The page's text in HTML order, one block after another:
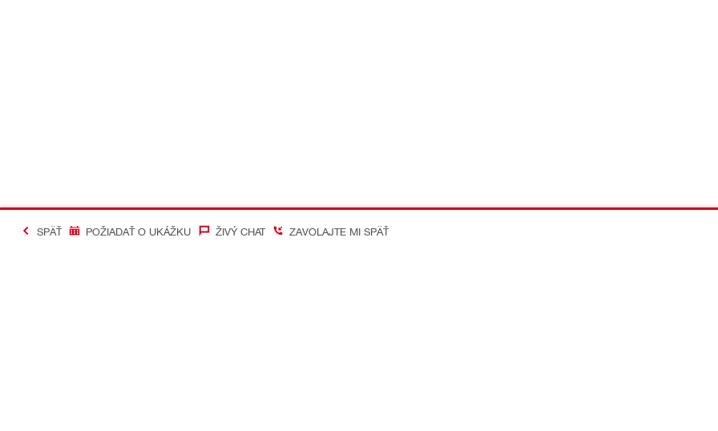
SPÄŤ POŽIADAŤ O UKÁŽKU ŽIVÝ CHAT ZAVOLAJTE MI SPÄŤ